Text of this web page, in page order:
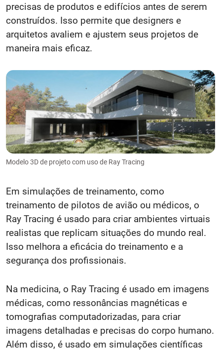
precisas de produtos e edifícios antes de serem
construídos. Isso permite que designers e
arquitetos avaliem e ajustem seus projetos de
maneira mais eficaz.
Modelo 3D de projeto com uso de Ray Tracing
Em simulações de treinamento, como
treinamento de pilotos de avião ou médicos, o
Ray Tracing é usado para criar ambientes virtuais
realistas que replicam situações do mundo real.
Isso melhora a eficácia do treinamento e a
segurança dos profissionais.
Na medicina, o Ray Tracing é usado em imagens
médicas, como ressonâncias magnéticas e
tomografias computadorizadas, para criar
imagens detalhadas e precisas do corpo humano.
Além disso, é usado em simulações científicas